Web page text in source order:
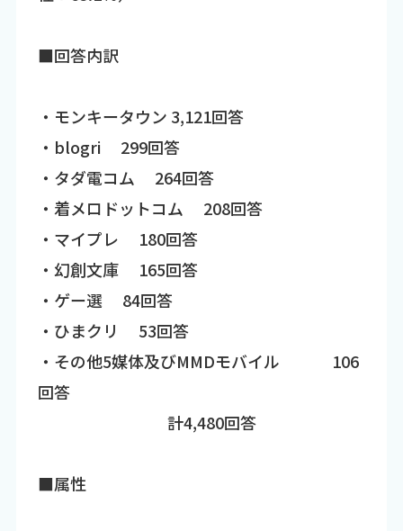
■回答内訳
・モンキータウン 3,121回答
・blogri 299回答
・タダ電コム 264回答
・着メロドットコム 208回答
・マイプレ 180回答
・幻創文庫 165回答
・ゲー選 84回答
・ひまクリ 53回答
・その他5媒体及びMMDモバイル 106
回答
計4,480回答
■属性